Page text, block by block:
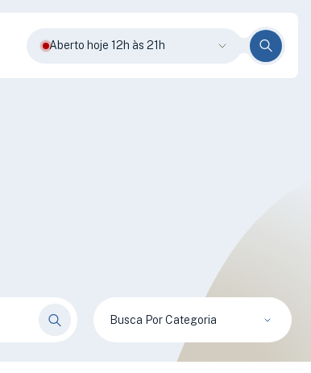
Aberto hoje 12h às 21h
Busca Por Categoria